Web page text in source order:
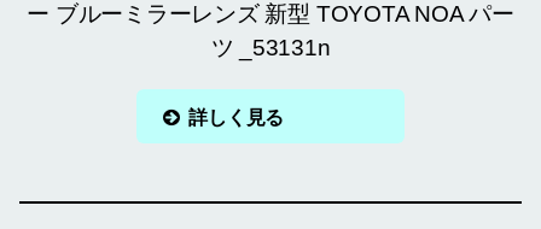
ー ブルーミラーレンズ 新型 TOYOTA NOA パー
ツ _53131n
詳しく見る